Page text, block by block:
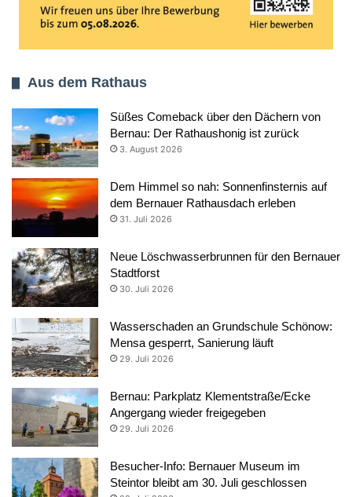
Aus dem Rathaus
Süßes Comeback über den Dächern von
Bernau: Der Rathaushonig ist zurück
3. August 2026
Dem Himmel so nah: Sonnenfinsternis auf
dem Bernauer Rathausdach erleben
31. Juli 2026
Neue Löschwasserbrunnen für den Bernauer
Stadtforst
30. Juli 2026
Wasserschaden an Grundschule Schönow:
Mensa gesperrt, Sanierung läuft
29. Juli 2026
Bernau: Parkplatz Klementstraße/Ecke
Angergang wieder freigegeben
29. Juli 2026
Besucher-Info: Bernauer Museum im
Steintor bleibt am 30. Juli geschlossen